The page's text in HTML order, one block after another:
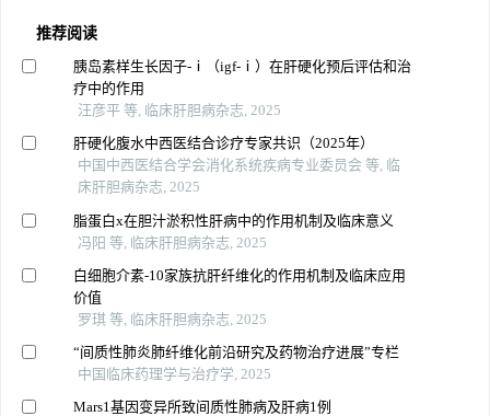
推荐阅读
胰岛素样生长因子-‍ⅰ（igf-‍ⅰ‍‍）在肝硬化预后评估和治
疗中的作用
汪彦平 等, 临床肝胆病杂志, 2025
肝硬化腹水中西医结合诊疗专家共识（2025年）
中国中西医结合学会消化系统疾病专业委员会 等, 临
床肝胆病杂志, 2025
脂蛋白x在胆汁淤积性肝病中的作用机制及临床意义
冯阳 等, 临床肝胆病杂志, 2025
白细胞介素-10家族抗肝纤维化的作用机制及临床应用
价值
罗琪 等, 临床肝胆病杂志, 2025
“间质性肺炎肺纤维化前沿研究及药物治疗进展”专栏
中国临床药理学与治疗学, 2025
Mars1基因变异所致间质性肺病及肝病1例